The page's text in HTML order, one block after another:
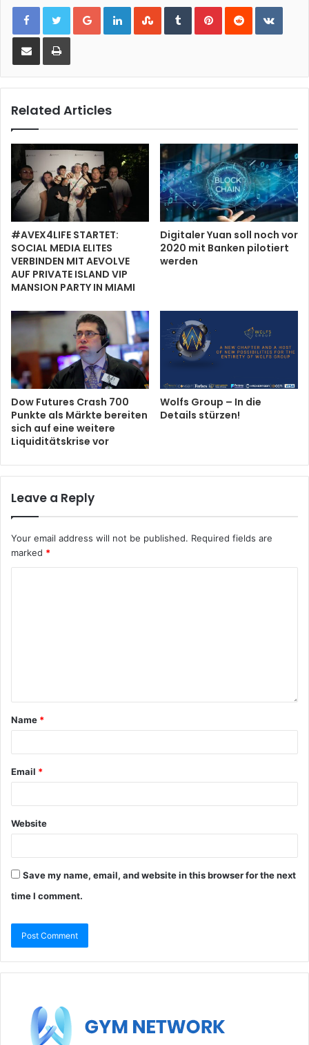
Google+LinkedInStumbleUpon
TumblrPinterestReddit
Share via Email Print
Related Articles
#AVEX4LIFE STARTET:
SOCIAL MEDIA ELITES
VERBINDEN MIT AEVOLVE
AUF PRIVATE ISLAND VIP
MANSION PARTY IN MIAMI
Digitaler Yuan soll noch vor
2020 mit Banken pilotiert
werden
Dow Futures Crash 700
Punkte als Märkte bereiten
sich auf eine weitere
Liquiditätskrise vor
Wolfs Group – In die
Details stürzen!
Leave a Reply
Your email address will not be published. Required fields are
marked *
Name *
Email *
Website
Save my name, email, and website in this browser for the next
time I comment.